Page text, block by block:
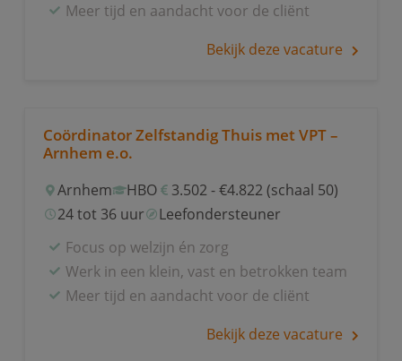
Meer tijd en aandacht voor de cliënt
Bekijk deze vacature
Coördinator Zelfstandig Thuis met VPT –
Arnhem e.o.
Arnhem HBO
3.502 - €4.822 (schaal 50)
24 tot 36 uur
Leefondersteuner
Focus op welzijn én zorg
Werk in een klein, vast en betrokken team
Meer tijd en aandacht voor de cliënt
Bekijk deze vacature